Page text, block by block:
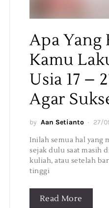
Apa Yang
Kamu
Usia 17 –
Agar
by Aan Setianto 27/
Inilah semua hal yang
sejak dulu saat masih
kuliah, atau setelah
tinggi
Read More